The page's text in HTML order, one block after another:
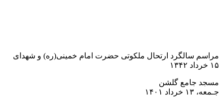
مراسم سالگرد ارتحال ملکوتی حضرت امام خمینی(ره) و شهدای
۱۵ خرداد ۱۳۴۲
مسجد جامع گلشن
جـمعه، ۱۳ خرداد ۱۴۰۱